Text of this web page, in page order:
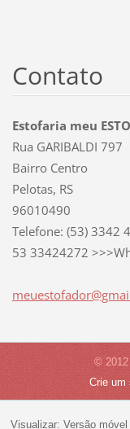
Contato
Estofaria meu
Rua GARIBALDI 797
Bairro Centro
Pelotas, RS
96010490
Telefone: (53) 3342
53 33424272
meuestofador@gma
© 2012
Crie um
Visualizar: Versão móvel